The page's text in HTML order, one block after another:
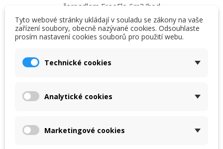
čerpadlem FreeFlo 6m3/hod
Popis
jsou vždy osazeny 6-ti cestným top-ventilem s
add_circle_outline Create new list
Zrušit Vytvořit seznam přání
Tyto webové stránky ukládají v souladu se zákony na vaše
zařízení soubory, obecně nazývané cookies. Odsouhlaste
prosím nastavení cookies souborů pro použití webu.
Technické cookies
Analytické cookies
Marketingové cookies